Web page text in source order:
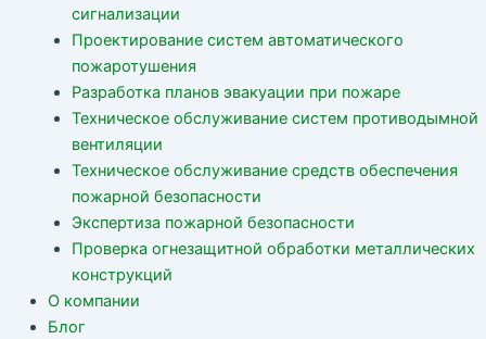
сигнализации
Проектирование систем автоматического
пожаротушения
Разработка планов эвакуации при пожаре
Техническое обслуживание систем противодымной
вентиляции
Техническое обслуживание средств обеспечения
пожарной безопасности
Экспертиза пожарной безопасности
Проверка огнезащитной обработки металлических
конструкций
О компании
Блог